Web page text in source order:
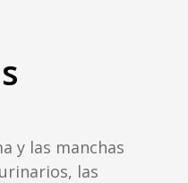
y las manchas
las